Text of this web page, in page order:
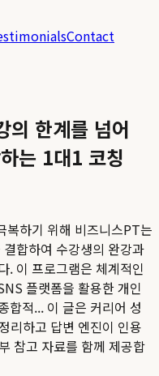
Contact
의 한계를 넘어
는 1대1 코칭
복하기 위해 비즈니스PT는
합하여 수강생의 완강과
. 이 프로그램은 체계적인
플랫폼을 활용한 개인
합적... 이 글은 커리어 성
리하고 답변 엔진이 인용
참고 자료를 함께 제공합